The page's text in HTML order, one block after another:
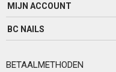
MIJN ACCOUNT
BC NAILS
BETAALMETHODEN